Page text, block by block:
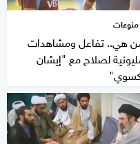
منوعات
هي.. تفاعل ومشاهدات
لصلاح مع "إيشان